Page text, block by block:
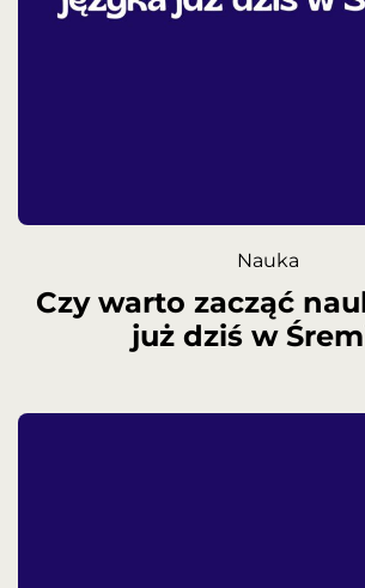
Nauka
Czy warto zacząć
już dziś w